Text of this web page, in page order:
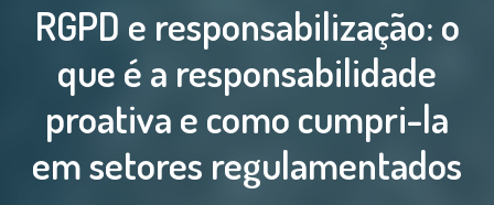
RGPD e responsabilização: o
que é a responsabilidade
proativa e como cumpri-la
em setores regulamentados